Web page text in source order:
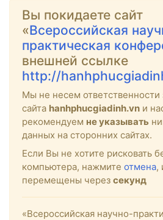
Вы покидаете сайт
«Всероссийская
практическая
внешней ссылке
http://
Мы не несем
сайта hanhphucgiadinh.vn и
рекомендуем не указывать
данных на сторонних сайтах.
Если Вы не хотите рисковать
компьютера, нажмите отмена,
перемещены через секунд
«Всероссийская научно-